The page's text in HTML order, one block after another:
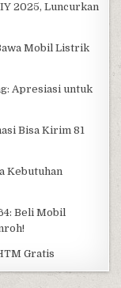
2025, Luncurkan
Mobil Listrik
Apresiasi untuk
Bisa Kirim 81
Kebutuhan
Beli Mobil
Gratis